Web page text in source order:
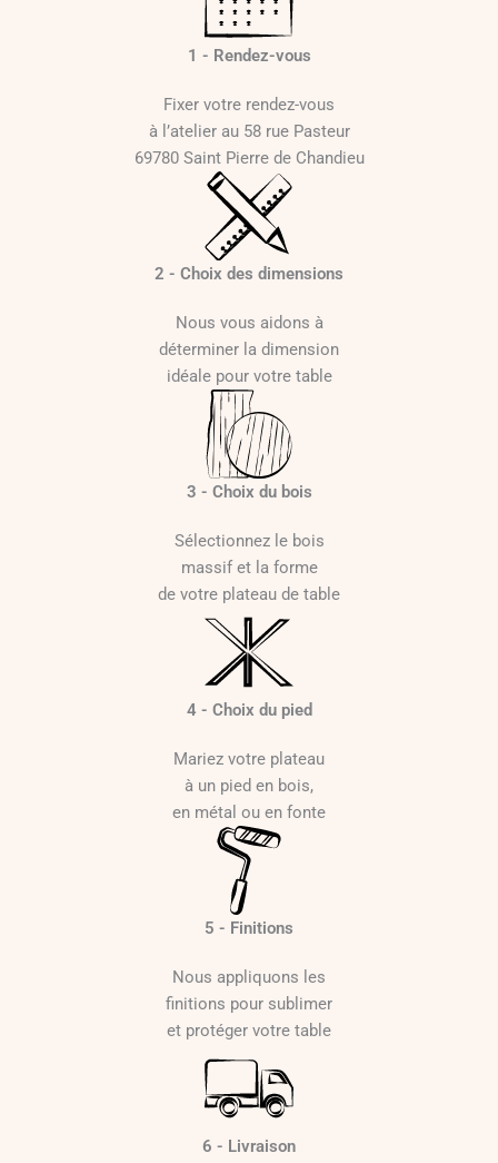
7
0
9
€
1 - Rendez-vous
Fixer votre rendez-vous
à l’atelier au 58 rue Pasteur
69780 Saint Pierre de Chandieu
2 - Choix des dimensions
Nous vous aidons à
déterminer la dimension
idéale pour votre table
3 - Choix du bois
Sélectionnez le bois
massif et la forme
de votre plateau de table
4 - Choix du pied
Mariez votre plateau
à un pied en bois,
en métal ou en fonte
5 - Finitions
Nous appliquons les
finitions pour sublimer
et protéger votre table
6 - Livraison